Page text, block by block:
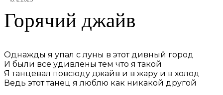
Горячий джайв
Однажды я упал с луны в этот дивный город
И были все удивлены тем что я такой
Я танцевал повсюду джайв и в жару и в холод
Ведь этот танец я люблю как никакой другой